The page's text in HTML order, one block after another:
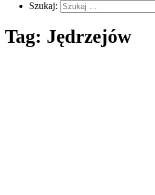
Szukaj:
Tag: Jędrzejów